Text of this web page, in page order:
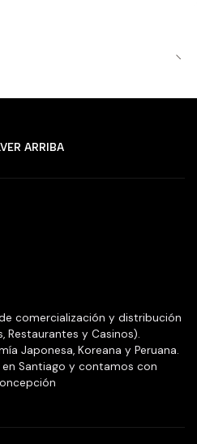
ARRIBA
comercialización y distribución
Restaurantes y Casinos).
Japonesa, Koreana y Peruana.
Santiago y contamos con